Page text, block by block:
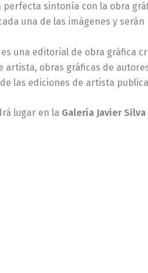
sintonía con la obra
una de las imágenes y
es una editorial de obra gráfica
obras gráficas de
las ediciones de artista
lugar en la Galería Javier Silva